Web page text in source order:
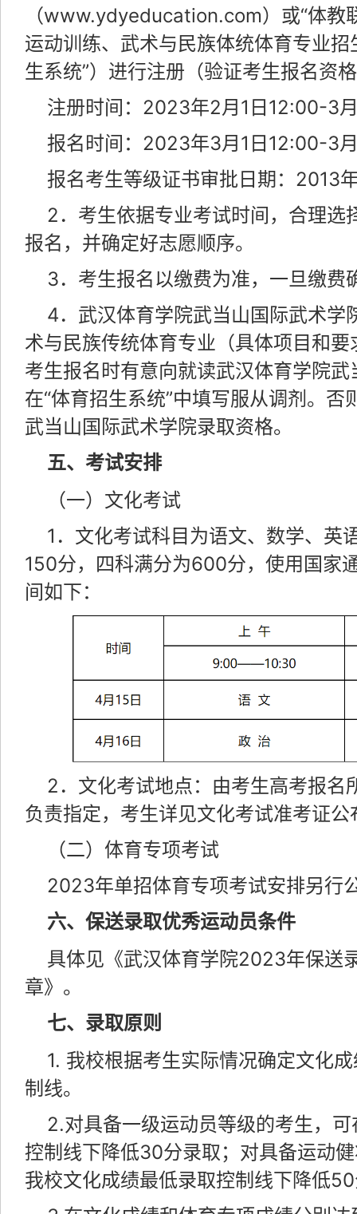
（www.ydyeducation.com）或“体教
运动训练、武术与民族体统体育专业招
生系统”）进行注册（验证考生报名资
注册时间：2023年2月1日12:00-3
报名时间：2023年3月1日12:00-3
报名考生等级证书审批日期：2013
2．考生依据专业考试时间，合理选
报名，并确定好志愿顺序。
3．考生报名以缴费为准，一旦缴费
4．武汉体育学院武当山国际武术学
术与民族传统体育专业（具体项目和要
考生报名时有意向就读武汉体育学院
在“体育招生系统”中填写服从调剂。
武当山国际武术学院录取资格。
五、考试安排
（一）文化考试
1．文化考试科目为语文、数学、英
150分，四科满分为600分，使用国家
间如下：
2．文化考试地点：由考生高考报名
负责指定，考生详见文化考试准考证公
（二）体育专项考试
2023年单招体育专项考试安排另行
六、保送录取优秀运动员条件
具体见《武汉体育学院2023年保送
章》。
七、录取原则
1. 我校根据考生实际情况确定文化
制线。
2.对具备一级运动员等级的考生，
控制线下降低30分录取；对具备运动
我校文化成绩最低录取控制线下降低